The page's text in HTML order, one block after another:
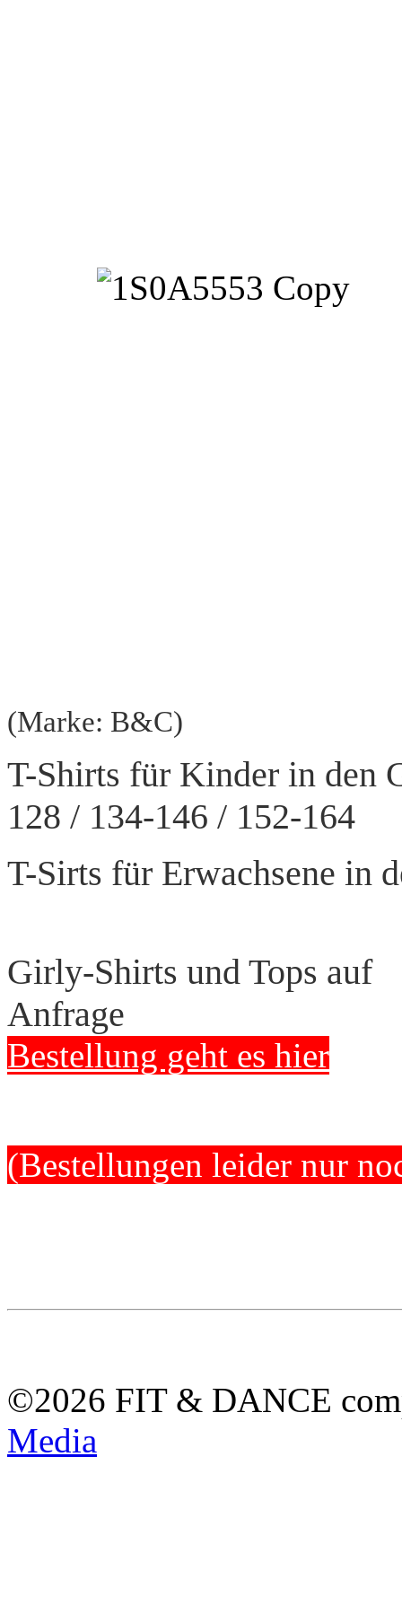
(Marke: B&C)
T-Shirts für Kinder in den
128 / 134-146 / 152-164
T-Sirts für
Girly-Shirts und Tops auf
Anfrage
Bestellung geht es hier
(Bestellungen leider nur
©2026 FIT & DANCE
Media